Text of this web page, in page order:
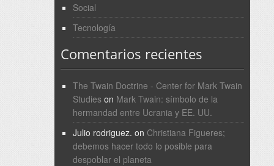
Social
Tecnología
Comentarios recientes
The Twain Doctrine - Center for Mark Twain
Studieson Mark Twain: símbolo de la
hermandad entre Ucrania y EE. UU.
Julio rodriguez. on Christiana Figueres;
debemos hacer todo lo posible para
despoblar el planeta